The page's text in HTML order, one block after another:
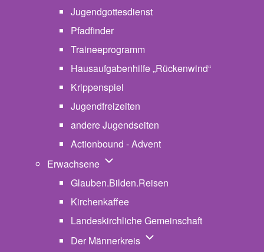
Jugendgottesdienst
Pfadfinder
Traineeprogramm
Hausaufgabenhilfe „Rückenwind“
Krippenspiel
Jugendfreizeiten
andere Jugendseiten
Actionbound - Advent
Erwachsene Unternavigation von Erwachsene
Glauben.Bilden.Reisen
Kirchenkaffee
Landeskirchliche Gemeinschaft
Der Männerkreis Unternavigation von Der